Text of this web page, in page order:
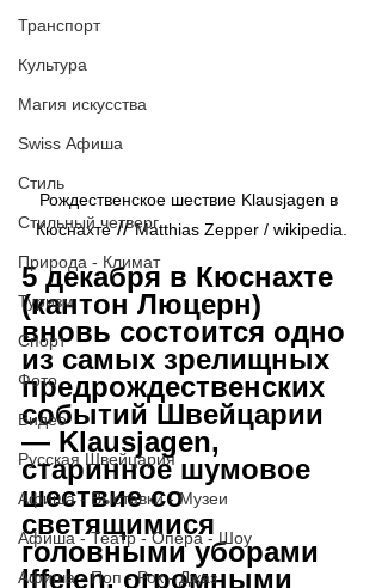
Транспорт
Культура
Магия искусства
Swiss Афиша
Стиль
Стильный четверг
Природа - Климат
Туризм
Спорт
Фото
Видео
Русская Швейцария
Афиша - Выставки - Музеи
Афиша - Театр - Опера - Шоу
Афиша - Поп - Рок - Джаз
Рождественское шествие Klausjagen в
Кюснахте // Matthias Zepper / wikipedia.
5 декабря в Кюснахте
(кантон Люцерн)
вновь состоится одно
из самых зрелищных
предрождественских
событий Швейцарии
— Klausjagen,
старинное шумовое
шествие со
светящимися
головными уборами
Iffelen, огромными